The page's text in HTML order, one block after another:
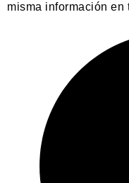
misma información en